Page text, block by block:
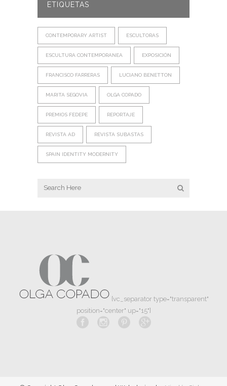
ETIQUETAS
CONTEMPORARY ARTIST ESCULTORAS
ESCULTURA CONTEMPORANEA EXPOSICIÓN
FRANCISCO FARRERAS LUCIANO BENETTON
MARITA SEGOVIA OLGA COPADO
PREMIOS FEDEPE REPORTAJE
REVISTA AD REVISTA SUBASTAS
SPAIN IDENTITY MODERNITY
[vc_separator type="transparent"
position="center" up="15"]